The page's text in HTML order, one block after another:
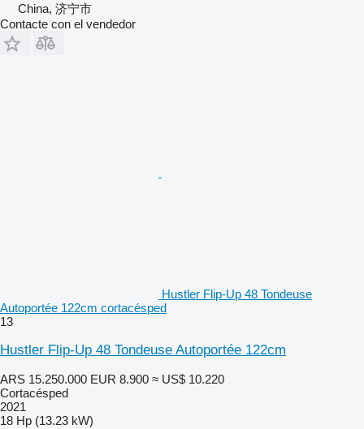
China, 济宁市
Contacte con el vendedor
Hustler Flip-Up 48 Tondeuse
Autoportée 122cm cortacésped
13
Hustler Flip-Up 48 Tondeuse Autoportée 122cm
ARS 15.250.000 EUR 8.900 ≈ US$ 10.220
Cortacésped
2021
18 Hp (13.23 kW)